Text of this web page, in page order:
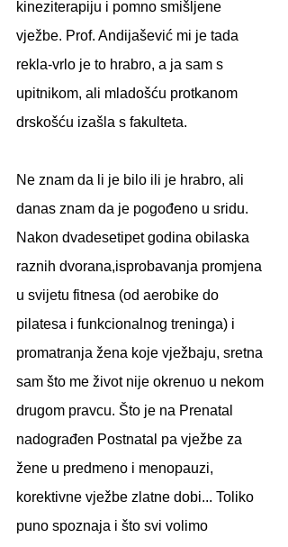
kineziterapiju i pomno smišljene
vježbe. Prof. Andijašević mi je tada
rekla-vrlo je to hrabro, a ja sam s
upitnikom, ali mladošću protkanom
drskošću izašla s fakulteta.
Ne znam da li je bilo ili je hrabro, ali
danas znam da je pogođeno u sridu.
Nakon dvadesetipet godina obilaska
raznih dvorana,isprobavanja promjena
u svijetu fitnesa (od aerobike do
pilatesa i funkcionalnog treninga) i
promatranja žena koje vježbaju, sretna
sam što me život nije okrenuo u nekom
drugom pravcu. Što je na Prenatal
nadograđen Postnatal pa vježbe za
žene u predmeno i menopauzi,
korektivne vježbe zlatne dobi... Toliko
puno spoznaja i što svi volimo